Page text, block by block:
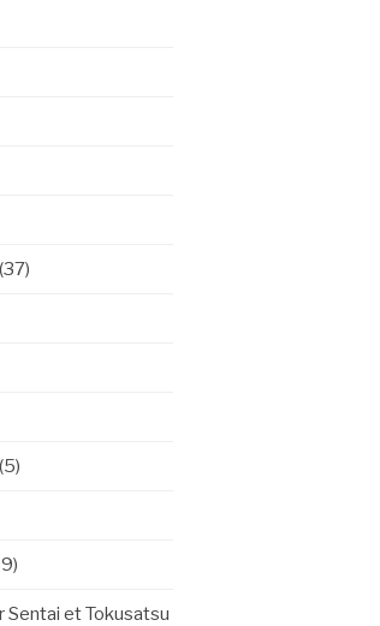
(37)
(5)
Sentai et Tokusatsu